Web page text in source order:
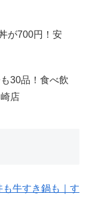
が700円！安
30品！食べ飲
店
牛すき鍋も｜す